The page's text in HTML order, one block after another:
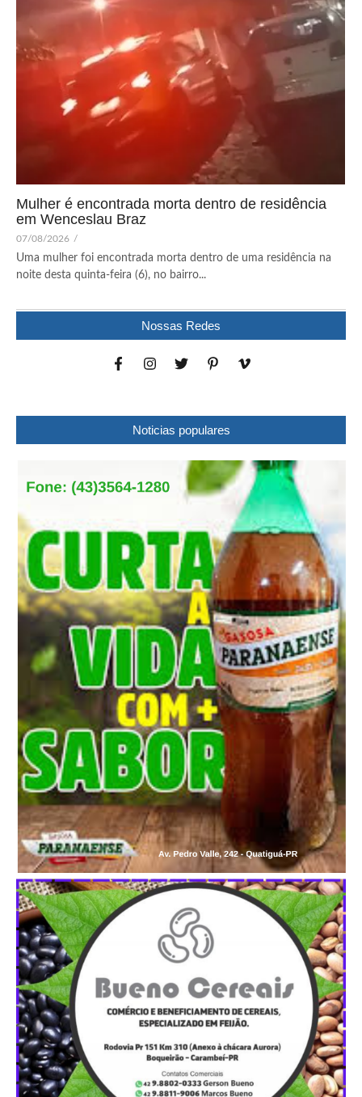
Mulher é encontrada morta dentro de residência
em Wenceslau Braz
07/08/2026 /
Uma mulher foi encontrada morta dentro de uma residência na
noite desta quinta-feira (6), no bairro...
Nossas Redes
Noticias populares